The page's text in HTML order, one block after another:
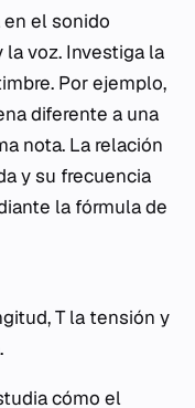
en el sonido
voz. Investiga la
Por ejemplo,
diferente a una
nota. La relación
y su frecuencia
la fórmula de
T la tensión y
cómo el